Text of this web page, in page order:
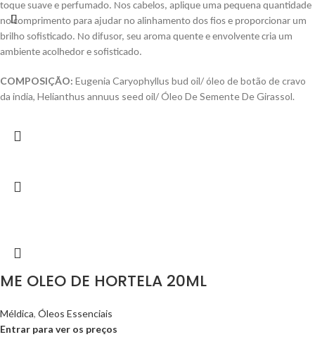
toque suave e perfumado. Nos cabelos, aplique uma pequena quantidade
no comprimento para ajudar no alinhamento dos fios e proporcionar um
brilho sofisticado. No difusor, seu aroma quente e envolvente cria um
ambiente acolhedor e sofisticado.
COMPOSIÇÃO: Eugenia Caryophyllus bud oil/ óleo de botão de cravo
da india, Helianthus annuus seed oil/ Óleo De Semente De Girassol.
ME OLEO DE HORTELA 20ML
Méldica, Óleos Essenciais
Entrar para ver os preços